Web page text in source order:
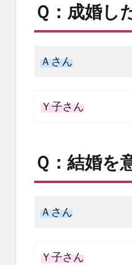
Ｑ：成婚し
Ａさん
Ｙ子さん
Ｑ：結婚を
Ａさん
Ｙ子さん